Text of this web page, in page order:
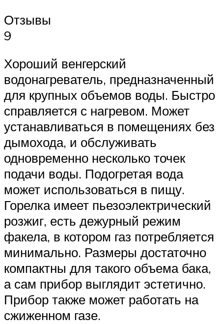
Отзывы
9
Хороший венгерский
водонагреватель, предназначенный
для крупных объемов воды. Быстро
справляется с нагревом. Может
устанавливаться в помещениях без
дымохода, и обслуживать
одновременно несколько точек
подачи воды. Подогретая вода
может использоваться в пищу.
Горелка имеет пьезоэлектрический
розжиг, есть дежурный режим
факела, в котором газ потребляется
минимально. Размеры достаточно
компактны для такого объема бака,
а сам прибор выглядит эстетично.
Прибор также может работать на
сжиженном газе.